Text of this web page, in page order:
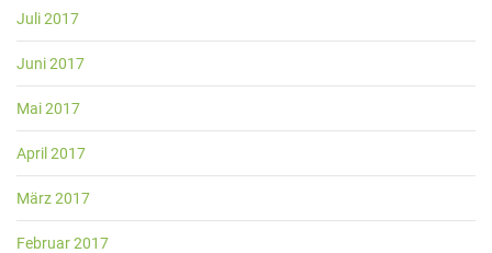
Juli 2017
Juni 2017
Mai 2017
April 2017
März 2017
Februar 2017